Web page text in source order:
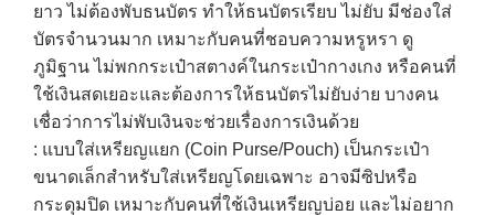
ยาว ไม่ต้องพับธนบัตร ทำให้ธนบัตรเรียบ ไม่ยับ มีช่องใส่
บัตรจำนวนมาก เหมาะกับคนที่ชอบความหรูหรา ดู
ภูมิฐาน ไม่พกกระเป๋าสตางค์ในกระเป๋ากางเกง หรือคนที่
ใช้เงินสดเยอะและต้องการให้ธนบัตรไม่ยับง่าย บางคน
เชื่อว่าการไม่พับเงินจะช่วยเรื่องการเงินด้วย
: แบบใส่เหรียญแยก (Coin Purse/Pouch) เป็นกระเป๋า
ขนาดเล็กสำหรับใส่เหรียญโดยเฉพาะ อาจมีซิปหรือ
กระดุมปิด เหมาะกับคนที่ใช้เงินเหรียญบ่อย และไม่อยาก